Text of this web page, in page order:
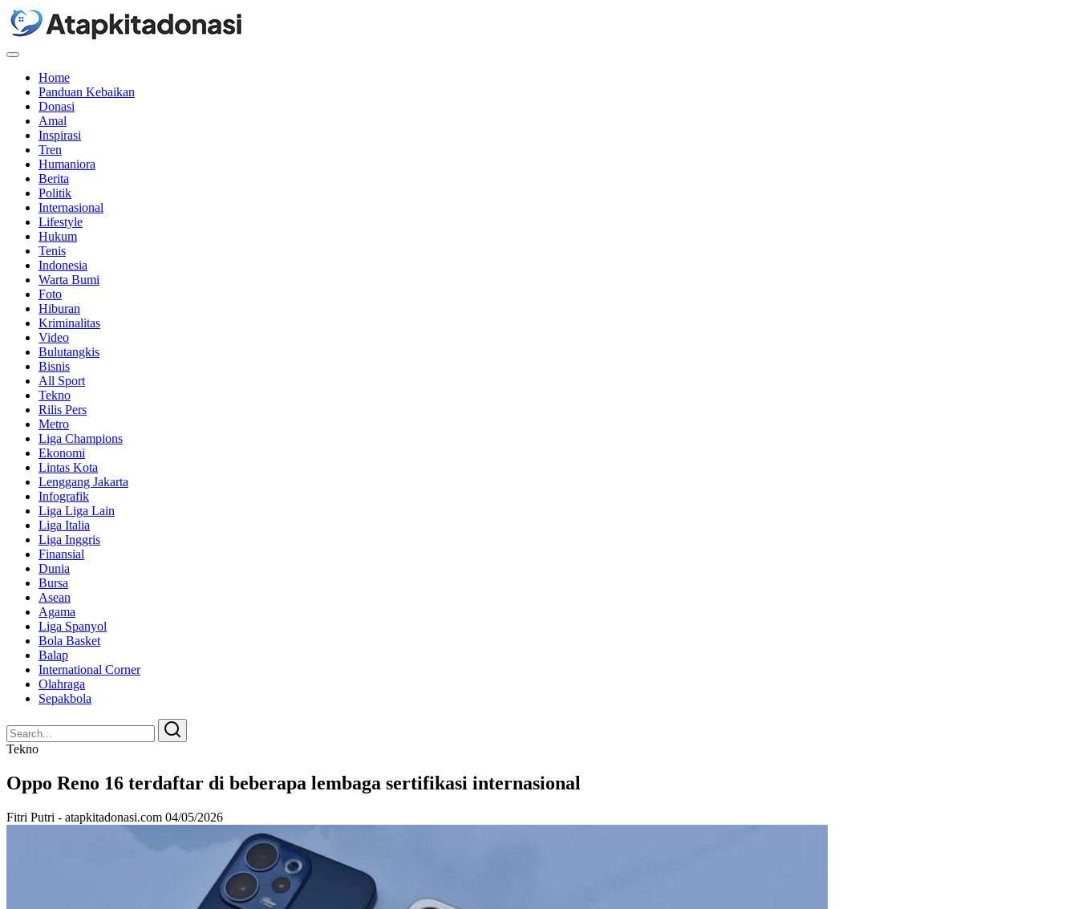
Menu
Home
Panduan Kebaikan
Donasi
Amal
Inspirasi
Tren
Humaniora
Berita
Politik
Internasional
Lifestyle
Hukum
Tenis
Indonesia
Warta Bumi
Foto
Hiburan
Kriminalitas
Video
Bulutangkis
Bisnis
All Sport
Tekno
Rilis Pers
Metro
Liga Champions
Ekonomi
Lintas Kota
Lenggang Jakarta
Infografik
Liga Liga Lain
Liga Italia
Liga Inggris
Finansial
Dunia
Bursa
Asean
Agama
Liga Spanyol
Bola Basket
Balap
International Corner
Olahraga
Sepakbola
Search
for:
Search
Tekno
Oppo Reno 16 terdaftar di beberapa lembaga sertifikasi internasional
Fitri Putri - atapkitadonasi.com 04/05/2026